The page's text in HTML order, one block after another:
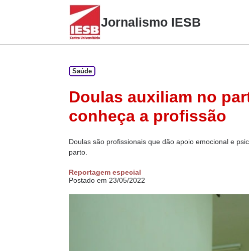
Jornalismo IESB
Saúde
Doulas auxiliam no
conheça a profissão
Doulas são profissionais que dão apoio emocional e
parto.
Reportagem especial
Postado em 23/05/2022